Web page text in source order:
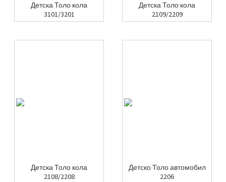
Детска Толо кола
3101/3201
Детска Толо кола
2109/2209
Детска Толо кола
2108/2208
Детско Толо автомобил
2206